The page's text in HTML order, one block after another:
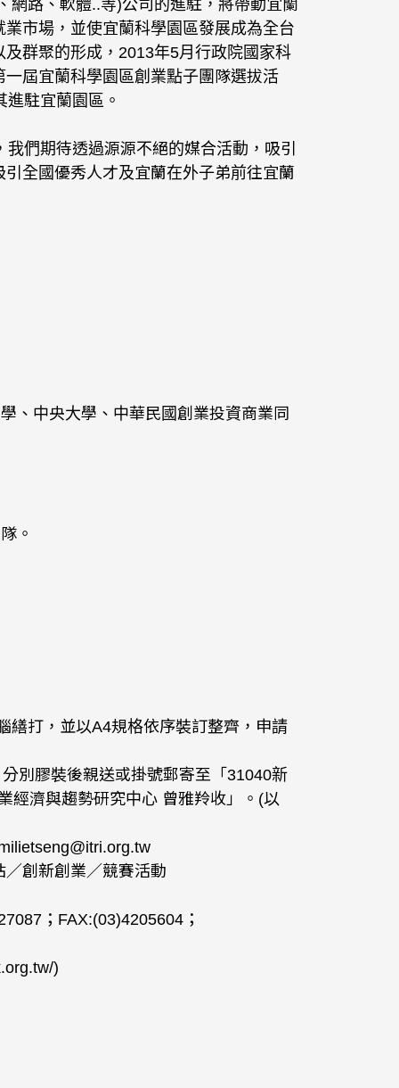
網路、軟體..等)公司的進駐，將帶動宜蘭
市場，並使宜蘭科學園區發展成為全台
群聚的形成，2013年5月行政院國家科
屆宜蘭科學園區創業點子團隊選拔活
駐宜蘭園區。
們期待透過源源不絕的媒合活動，吸引
全國優秀人才及宜蘭在外子弟前往宜蘭
、中央大學、中華民國創業投資商業同
。
繕打，並以A4規格依序裝訂整齊，申請
別膠裝後親送或掛號郵寄至「31040新
經濟與趨勢研究中心 曾雅羚收」。(以
創新創業／競賽活動
；FAX:(03)4205604；
ieknet.iek.org.tw/)